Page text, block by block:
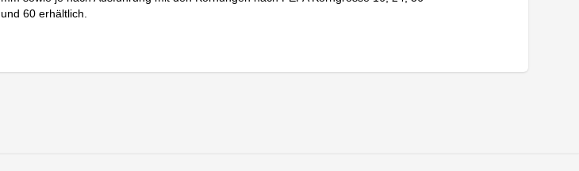
und 60 erhältlich.